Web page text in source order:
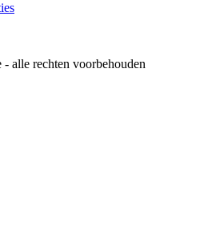
alle rechten voorbehouden